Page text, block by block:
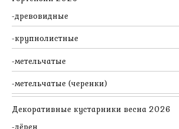
древовидные
крупнолистные
метельчатые
метельчатые (черенки)
Декоративные кустарники весна 2026
дёрен